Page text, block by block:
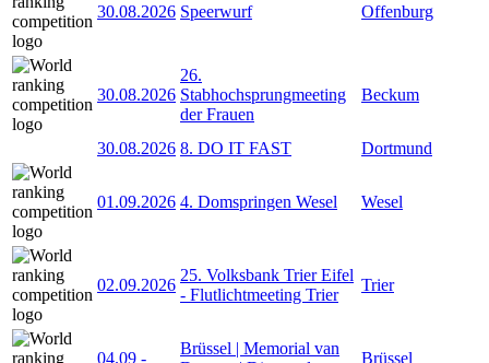
30.08.2026 Speerwurf Offenburg
30.08.2026
26.
Stabhochsprungmeeting
der Frauen
Beckum
30.08.2026 8. DO IT FAST Dortmund
01.09.2026 4. Domspringen Wesel Wesel
02.09.2026
25. Volksbank Trier Eifel
- Flutlichtmeeting Trier
Trier
04.09 -
Brüssel | Memorial van
Brüssel